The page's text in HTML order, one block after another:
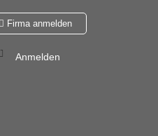
Firma anmelden
Anmelden